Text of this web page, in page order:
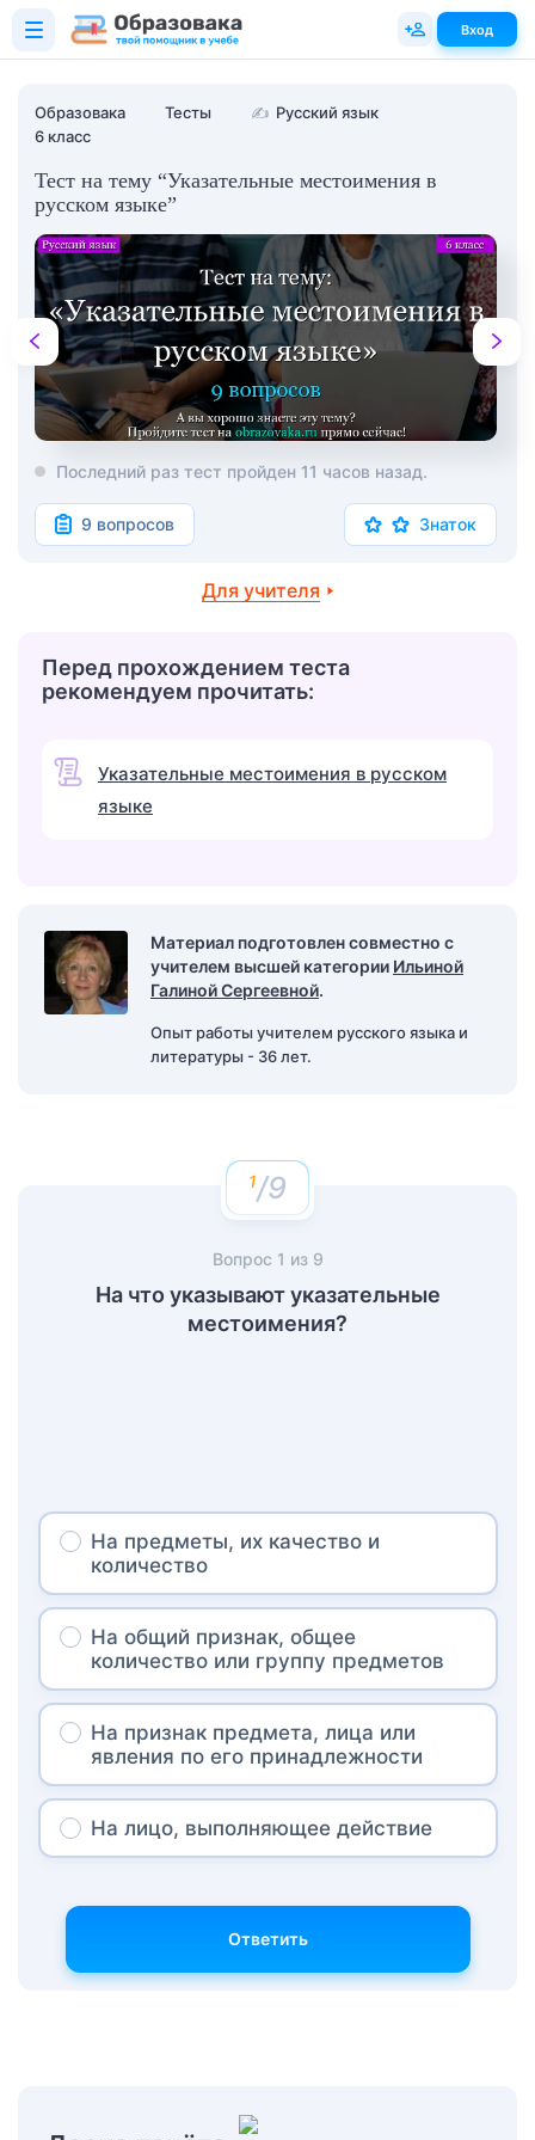
Образовака Тесты ✍ Русский язык
6 класс
Тест на тему “Указательные местоимения в
русском языке”
Последний раз тест пройден 11 часов назад.
9 вопросов Знаток
Для учителя
Перед прохождением теста
рекомендуем прочитать:
Указательные местоимения в русском
языке
Материал подготовлен совместно с
учителем высшей категории Ильиной
Галиной Сергеевной.
Опыт работы учителем русского языка и
литературы - 36 лет.
/9
Вопрос 1 из 9
На что указывают указательные
местоимения?
На предметы, их качество и
количество
На общий признак, общее
количество или группу предметов
На признак предмета, лица или
явления по его принадлежности
На лицо, выполняющее действие
Ответить
Вход